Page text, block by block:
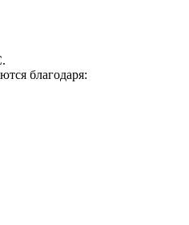
благодаря: